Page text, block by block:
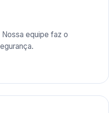
equipe faz o